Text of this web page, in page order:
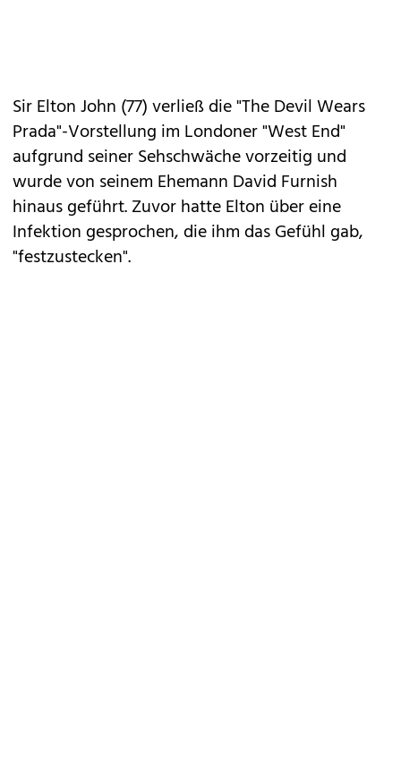
Sir Elton John (77) verließ die "The Devil Wears
Prada"-Vorstellung im Londoner "West End"
aufgrund seiner Sehschwäche vorzeitig und
wurde von seinem Ehemann David Furnish
hinaus geführt. Zuvor hatte Elton über eine
Infektion gesprochen, die ihm das Gefühl gab,
"festzustecken".